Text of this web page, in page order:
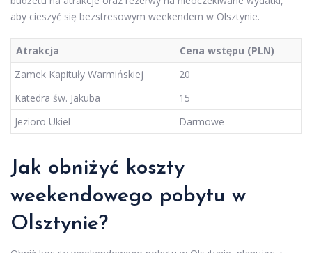
aby cieszyć się bezstresowym weekendem w Olsztynie.
Atrakcja
Cena wstępu (PLN)
Zamek Kapituły Warmińskiej
20
Katedra św. Jakuba
15
Jezioro Ukiel
Darmowe
Jak obniżyć koszty
weekendowego pobytu w
Olsztynie?